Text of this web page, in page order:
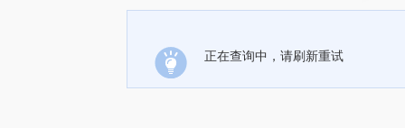
正在查询中，请刷新重试